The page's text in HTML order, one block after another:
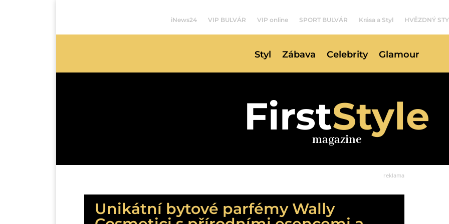
iNews24 VIP BULVÁR VIP online SPORT BULVÁR Krása a Styl HVĚZDNÝ
Styl Zábava Celebrity Glamour
FirstStyle
magazine
reklama
Unikátní bytové parfémy Wally